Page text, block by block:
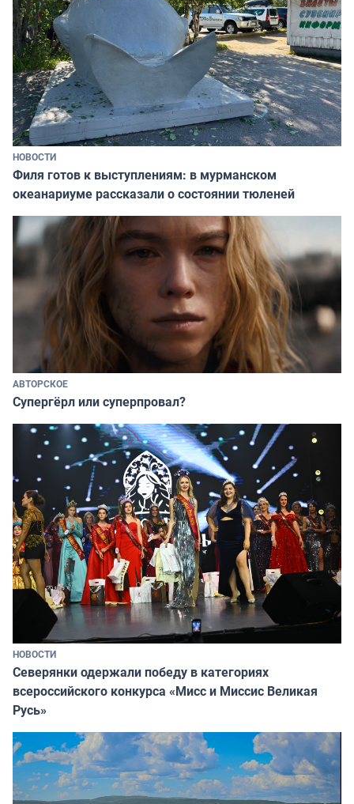
НОВОСТИ
Филя готов к выступлениям: в мурманском
океанариуме рассказали о состоянии тюленей
АВТОРСКОЕ
Супергёрл или суперпровал?
НОВОСТИ
Северянки одержали победу в категориях
всероссийского конкурса «Мисс и Миссис Великая
Русь»